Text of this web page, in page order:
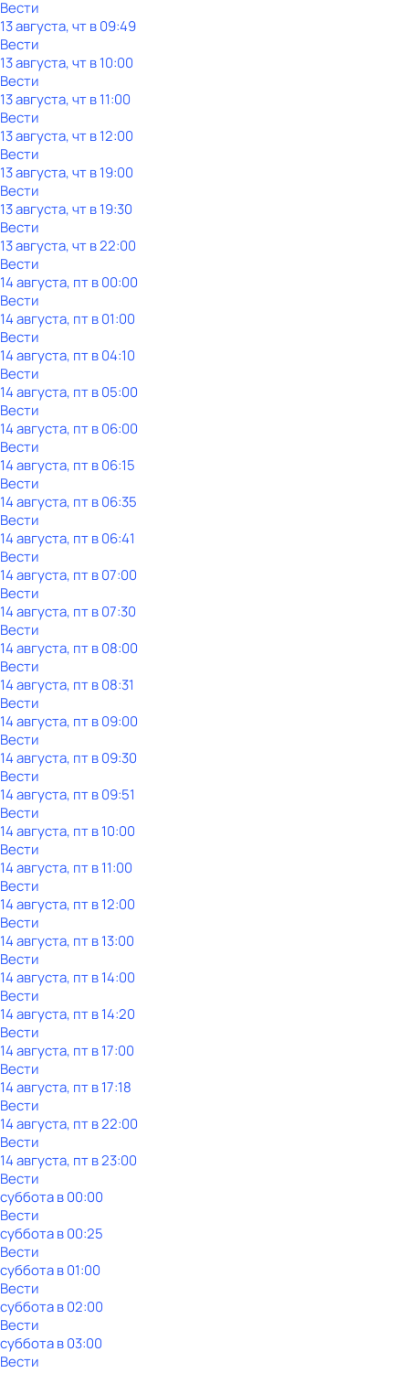
Вести
13 августа, чт в 09:49
Вести
13 августа, чт в 10:00
Вести
13 августа, чт в 11:00
Вести
13 августа, чт в 12:00
Вести
13 августа, чт в 19:00
Вести
13 августа, чт в 19:30
Вести
13 августа, чт в 22:00
Вести
14 августа, пт в 00:00
Вести
14 августа, пт в 01:00
Вести
14 августа, пт в 04:10
Вести
14 августа, пт в 05:00
Вести
14 августа, пт в 06:00
Вести
14 августа, пт в 06:15
Вести
14 августа, пт в 06:35
Вести
14 августа, пт в 06:41
Вести
14 августа, пт в 07:00
Вести
14 августа, пт в 07:30
Вести
14 августа, пт в 08:00
Вести
14 августа, пт в 08:31
Вести
14 августа, пт в 09:00
Вести
14 августа, пт в 09:30
Вести
14 августа, пт в 09:51
Вести
14 августа, пт в 10:00
Вести
14 августа, пт в 11:00
Вести
14 августа, пт в 12:00
Вести
14 августа, пт в 13:00
Вести
14 августа, пт в 14:00
Вести
14 августа, пт в 14:20
Вести
14 августа, пт в 17:00
Вести
14 августа, пт в 17:18
Вести
14 августа, пт в 22:00
Вести
14 августа, пт в 23:00
Вести
субботав00:00
Вести
субботав00:25
Вести
субботав01:00
Вести
субботав02:00
Вести
субботав03:00
Вести